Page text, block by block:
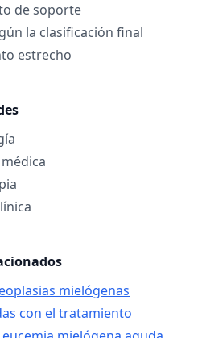
de soporte
la clasificación final
estrecho
mielógenas
con el tratamiento